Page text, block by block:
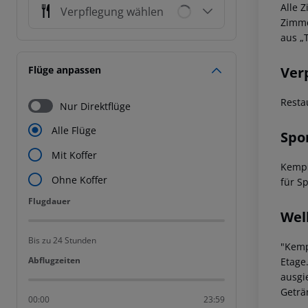
Verpflegung wählen
Flüge anpassen
Nur Direktflüge
Alle Flüge
Mit Koffer
Ohne Koffer
Flugdauer
Flugdauer
Bis zu 24 Stunden
Abflugzeiten
Abflugzeiten
00:00 23:59
Alle
aus
für